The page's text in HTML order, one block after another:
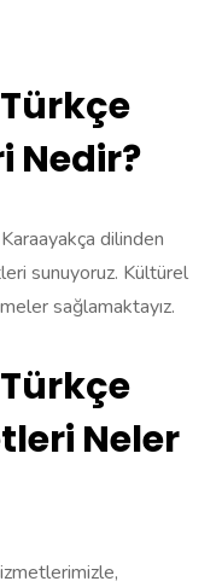
Nedir?
dilinden
sunuyoruz. Kültürel
sağlamaktayız.
Neler